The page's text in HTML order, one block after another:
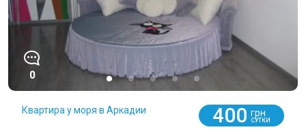
0
Квартира у моря в Аркадии 400 грн
СУТКИ